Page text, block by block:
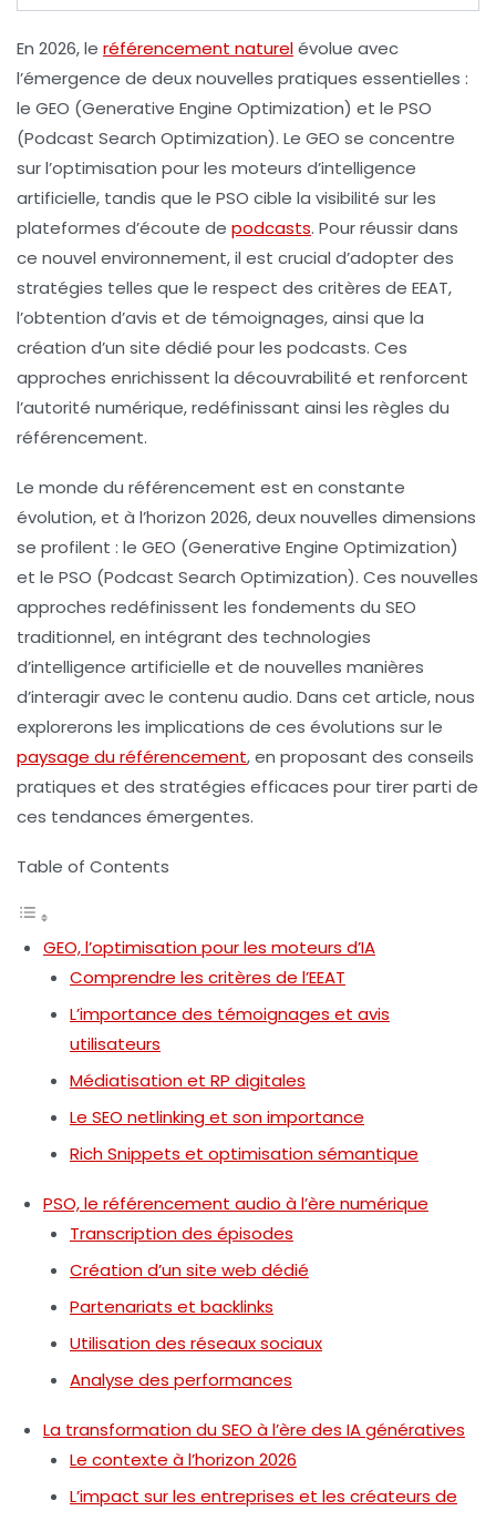
En 2026, le référencement naturelévolue avec
l’émergence de deux nouvelles pratiques essentielles :
le GEO (Generative Engine Optimization) et le PSO
(Podcast Search Optimization). Le GEO se concentre
sur l’optimisation pour les moteurs d’intelligence
artificielle, tandis que le PSO cible la visibilité sur les
plateformes d’écoute de podcasts. Pour réussir dans
ce nouvel environnement, il est crucial d’adopter des
stratégies telles que le respect des critères de EEAT,
l’obtention d’avis et de témoignages, ainsi que la
création d’un site dédié pour les podcasts. Ces
approches enrichissent la découvrabilité et renforcent
l’autorité numérique, redéfinissant ainsi les règles du
référencement.
Le monde du référencement est en constante
évolution, et à l’horizon 2026, deux nouvelles dimensions
se profilent : le GEO (Generative Engine Optimization)
et le PSO (Podcast Search Optimization). Ces nouvelles
approches redéfinissent les fondements du SEO
traditionnel, en intégrant des technologies
d’intelligence artificielle et de nouvelles manières
d’interagir avec le contenu audio. Dans cet article, nous
explorerons les implications de ces évolutions sur le
paysage du référencement, en proposant des conseils
pratiques et des stratégies efficaces pour tirer parti de
ces tendances émergentes.
Table of Contents
GEO, l’optimisation pour les moteurs d’IA
Comprendre les critères de l’EEAT
L’importance des témoignages et avis
utilisateurs
Médiatisation et RP digitales
Le SEO netlinking et son importance
Rich Snippets et optimisation sémantique
PSO, le référencement audio à l’ère numérique
Transcription des épisodes
Création d’un site web dédié
Partenariats et backlinks
Utilisation des réseaux sociaux
Analyse des performances
La transformation du SEO à l’ère des IA génératives
Le contexte à l’horizon 2026
L’impact sur les entreprises et les créateurs de